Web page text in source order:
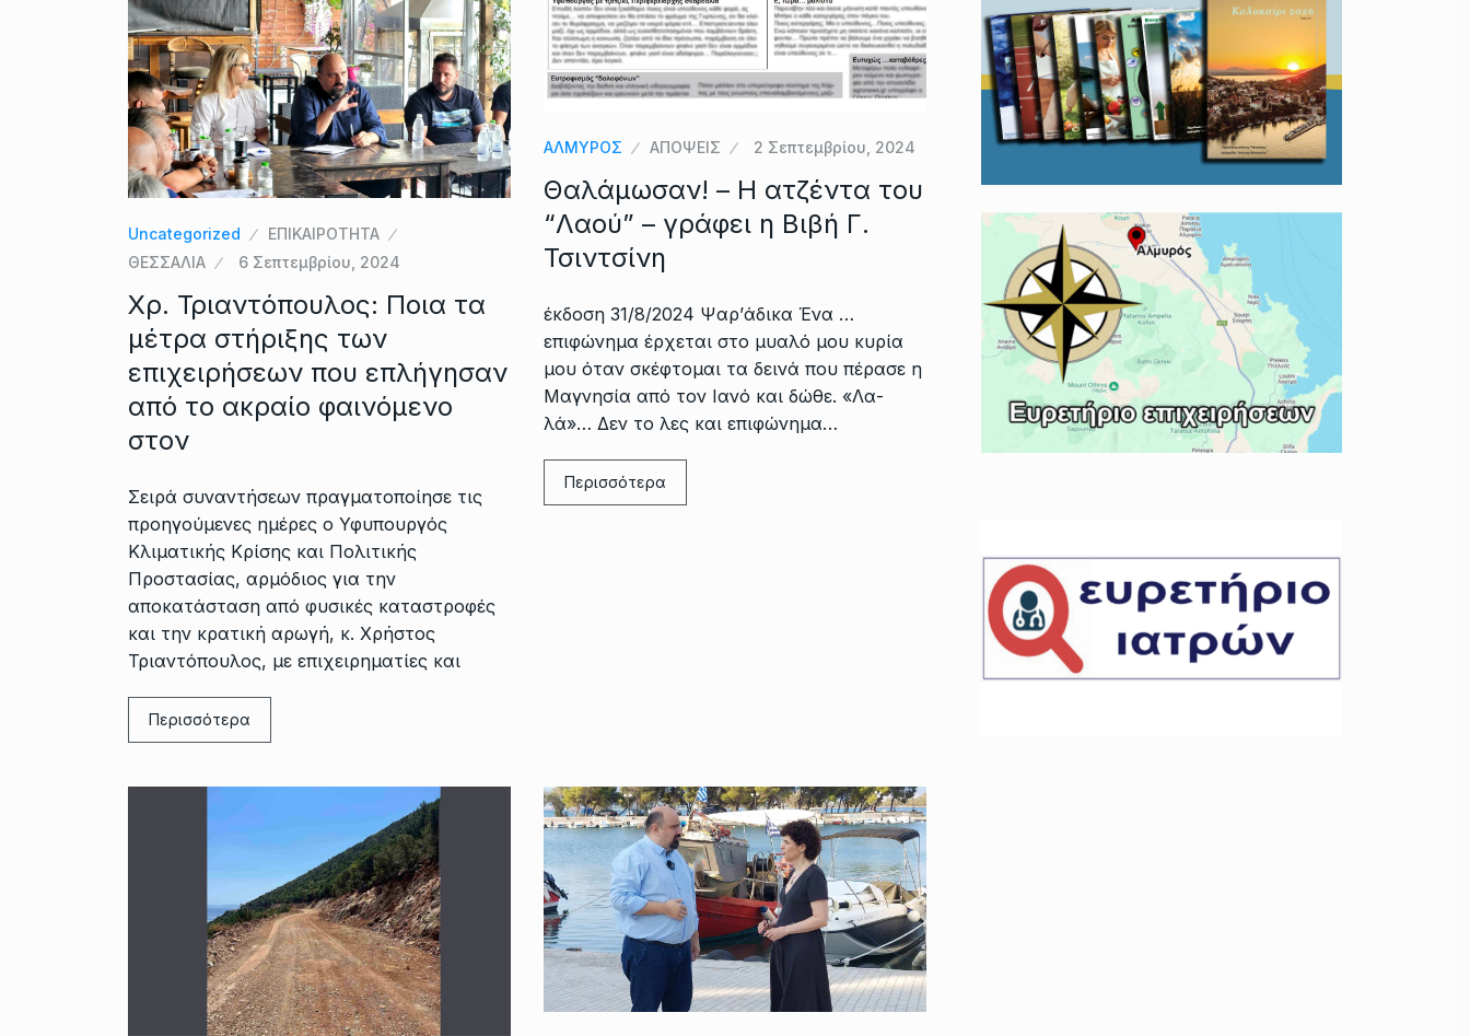
Uncategorized
ΕΠΙΚΑΙΡΟΤΗΤΑ
ΘΕΣΣΑΛΙΑ
6 Σεπτεμβρίου, 2024
Χρ. Τριαντόπουλος: Ποια τα
μέτρα στήριξης των
επιχειρήσεων που επλήγησαν
από το ακραίο φαινόμενο
στον
Σειρά συναντήσεων πραγματοποίησε τις
προηγούμενες ημέρες ο Υφυπουργός
Κλιματικής Κρίσης και Πολιτικής
Προστασίας, αρμόδιος για την
αποκατάσταση από φυσικές καταστροφές
και την κρατική αρωγή, κ. Χρήστος
Τριαντόπουλος, με επιχειρηματίες και
Περισσότερα
ΑΛΜΥΡΟΣ ΑΠΟΨΕΙΣ 2 Σεπτεμβρίου, 2024
Θαλάμωσαν! – Η ατζέντα του
“Λαού” – γράφει η Βιβή Γ.
Τσιντσίνη
έκδοση 31/8/2024 Ψαρ’άδικα Ένα …
επιφώνημα έρχεται στο μυαλό μου κυρία
μου όταν σκέφτομαι τα δεινά που πέρασε η
Μαγνησία από τον Ιανό και δώθε. «Λα-
λά»… Δεν το λες και επιφώνημα…
Περισσότερα